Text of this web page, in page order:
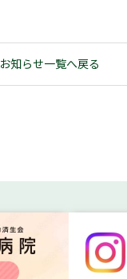
お知らせ一覧へ戻る